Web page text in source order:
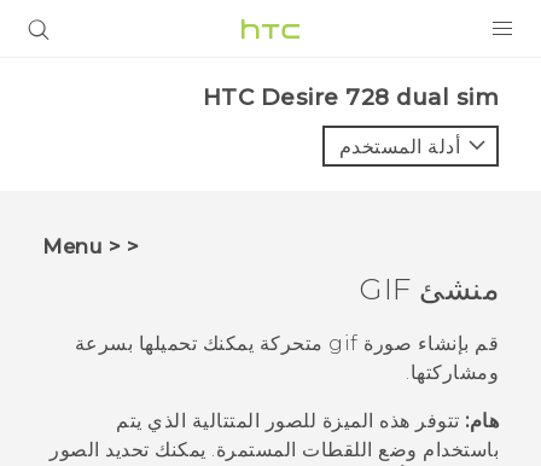
VIVE
VIVERSE
البرامج + التطبيقات
الدعم
أجهزة HTC والملحقات
HTC Desire 728 dual sim‎
أدلة المستخدم
< < Menu
منشئ GIF
قم بإنشاء صورة gif متحركة يمكنك تحميلها بسرعة
ومشاركتها.
هام: تتوفر هذه الميزة للصور المتتالية الذي يتم
باستخدام وضع اللقطات المستمرة. يمكنك تحديد الصور